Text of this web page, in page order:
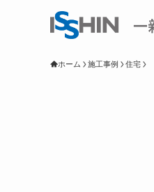
ホーム 施工事例 住宅